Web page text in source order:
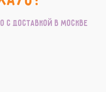
с доставкой в Москве